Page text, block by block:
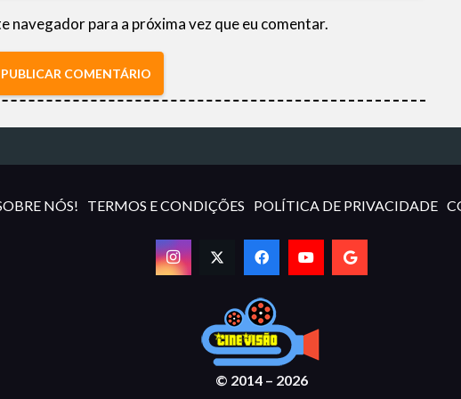
navegador para a próxima vez que eu comentar.
PUBLICAR COMENTÁRIO
NÓS! TERMOS E CONDIÇÕES POLÍTICA DE PRIVACIDADE
© 2014 – 2026